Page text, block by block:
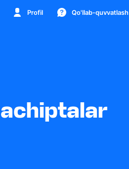
Profil Qo'llab-quvvatlash